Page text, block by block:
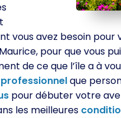
vous avez besoin pour
pour que vous
de ce que l’île a à
professionnelque
pour débuter votre
les meilleures